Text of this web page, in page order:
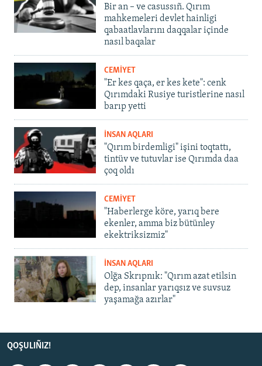
Bir an – ve casussıñ. Qırım
mahkemeleri devlet hainligi
qabaatlavlarını daqqalar içinde
nasıl baqalar
CEMİYET
"Er kes qaça, er kes kete": cenk
Qırımdaki Rusiye turistlerine nasıl
barıp yetti
İNSAN AQLARI
"Qırım birdemligi" işini toqtattı,
tintüv ve tutuvlar ise Qırımda daa
çoq oldı
CEMİYET
"Haberlerge köre, yarıq bere
ekenler, amma biz bütünley
ekektriksizmiz"
İNSAN AQLARI
Olğa Skrıpnık: "Qırım azat etilsin
dep, insanlar yarıqsız ve suvsuz
yaşamağa azırlar"
QOŞULIÑIZ!